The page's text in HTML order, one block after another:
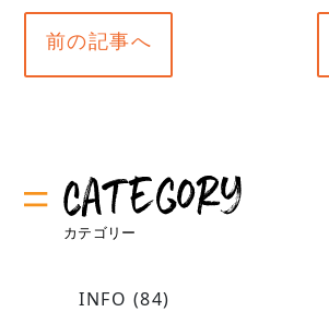
前の記事へ
INFO (84)